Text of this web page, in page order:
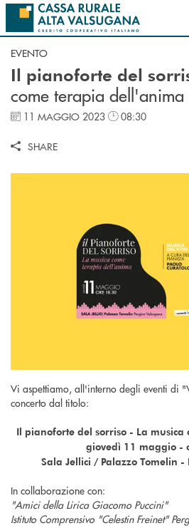
Salta al contenuto principale
EVENTO
Il pianoforte del
come terapia dell'anima
11 MAGGIO 2023 08:30
SHARE
Vi aspettiamo, all'interno degli eventi di
concerto dal titolo:
Il pianoforte del sorriso - La
giovedì 11 maggio -
Sala Jellici / Palazzo Tomelin
In collaborazione con:
"Amici della Lirica Giacomo Puccini"
Istituto Comprensivo "Celestin Freinet"